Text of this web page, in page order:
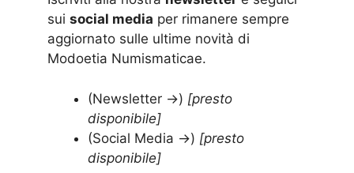
sui social media per rimanere sempre
aggiornato sulle ultime novità di
Modoetia Numismaticae.
(Newsletter →) [presto
disponibile]
(Social Media →) [presto
disponibile]